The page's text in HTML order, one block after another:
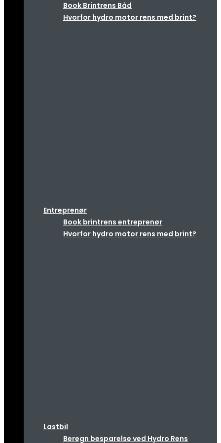
Book Brintrens Båd
Hvorfor hydro motor rens med brint?
Entreprenør
Book brintrens entreprenør
Hvorfor hydro motor rens med brint?
Lastbil
Beregn besparelse ved Hydro Rens